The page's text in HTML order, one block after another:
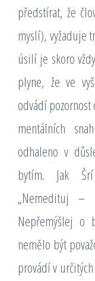
předstírat, že
myslí), vyžaduje
úsilí je skoro
plyne, že ve
odvádí
mentálních
odhaleno v
bytím. Jak Šrí
„Nemedituj
Nepřemýšlej o
nemělo být
provádí v